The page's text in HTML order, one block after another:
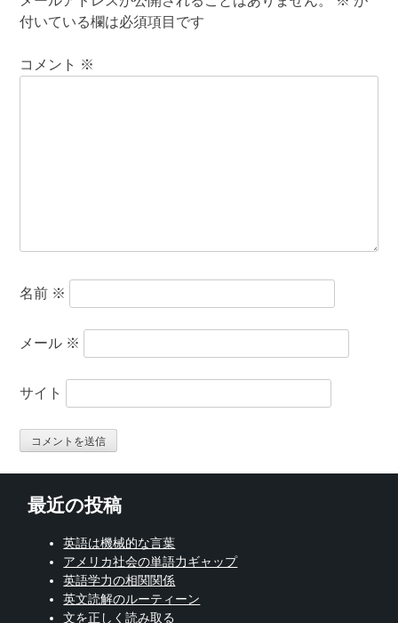
付いている欄は必須項目です
コメント ※
名前 ※
メール ※
サイト
最近の投稿
英語は機械的な言葉
アメリカ社会の単語力ギャップ
英語学力の相関関係
英文読解のルーティーン
文を正しく読み取る